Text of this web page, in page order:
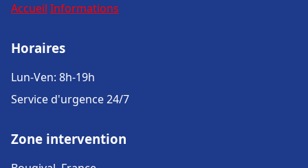
Accueil Informations
Horaires
Lun-Ven: 8h-19h
Service d'urgence 24/7
Zone intervention